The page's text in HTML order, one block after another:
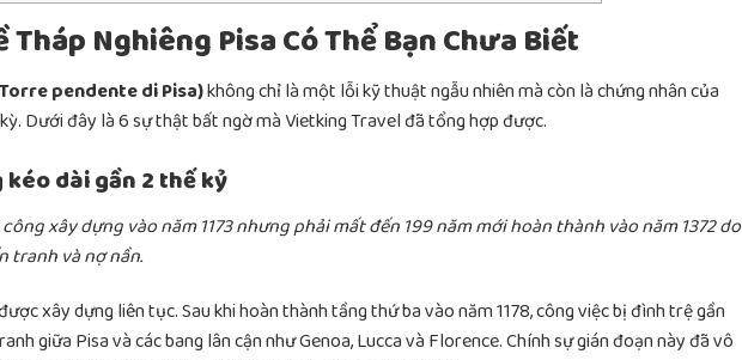
Tháp Nghiêng Pisa Có Thể Bạn Chưa Biết
pendente di Pisa)không chỉ là một lỗi kỹ thuật ngẫu nhiên mà còn là chứng nhân của
Dưới đây là 6 sự thật bất ngờ mà Vietking Travel đã tổng hợp được.
dài gần 2 thế kỷ
xây dựng vào năm 1173 nhưng phải mất đến 199 năm mới hoàn thành vào năm 1372 do
tranh và nợ nần.
xây dựng liên tục. Sau khi hoàn thành tầng thứ ba vào năm 1178, công việc bị đình trệ gần
giữa Pisa và các bang lân cận như Genoa, Lucca và Florence. Chính sự gián đoạn này đã vô